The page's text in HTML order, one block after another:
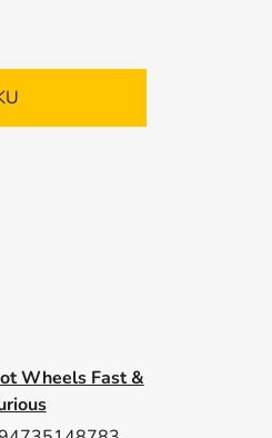
Wheels Fast &